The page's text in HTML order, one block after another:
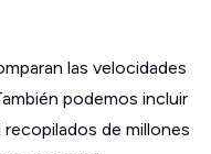
las velocidades
podemos incluir
recopilados de millones